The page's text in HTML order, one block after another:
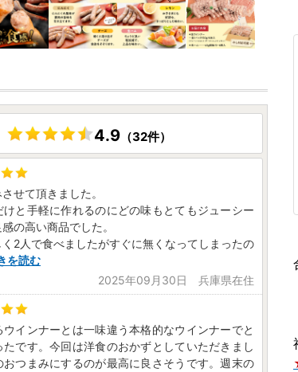
4.9 （32件）
せて頂きました。
と手軽に作れるのにどの味もとてもジューシー
の高い商品でした。
2人で食べましたがすぐに無くなってしまったの
を読む
2025年09月30日 兵庫県在住
インナーとは一味違う本格的なウインナーでと
たです。今回は洋食のおかずとしていただきまし
おつまみにするのが最高に良さそうです。週末の